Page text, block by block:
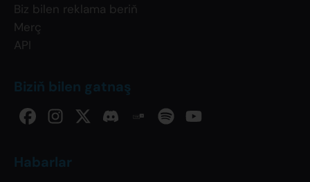
Biz bilen reklama beriň
Merç
API
Biziň bilen gatnaş
Habarlar